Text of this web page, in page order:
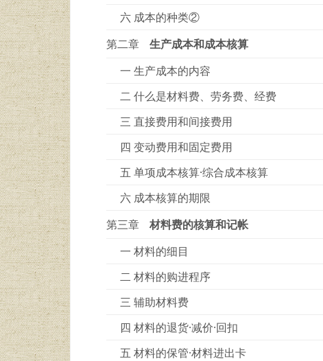
六 成本的种类②
第二章
生产成本和成本核算
一 生产成本的内容
二 什么是材料费、劳务费、经费
三 直接费用和间接费用
四 变动费用和固定费用
五 单项成本核算·综合成本核算
六 成本核算的期限
第三章
材料费的核算和记帐
一 材料的细目
二 材料的购进程序
三 辅助材料费
四 材料的退货·减价·回扣
五 材料的保管·材料进出卡